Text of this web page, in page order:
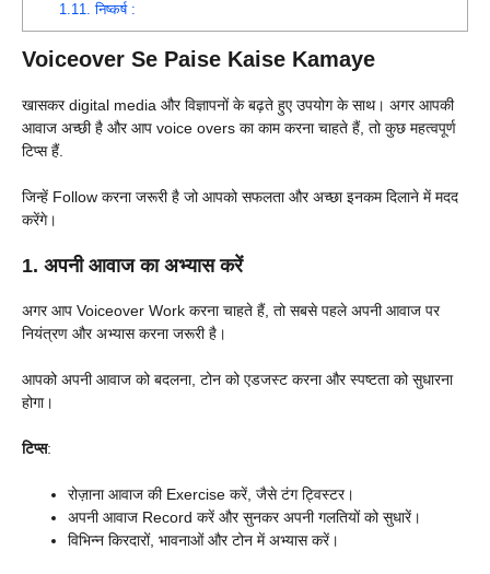
1.11. निष्कर्ष :
Voiceover Se Paise Kaise Kamaye
खासकर digital media और विज्ञापनों के बढ़ते हुए उपयोग के साथ। अगर आपकी
आवाज अच्छी है और आप voice overs का काम करना चाहते हैं, तो कुछ महत्वपूर्ण
टिप्स हैं.
जिन्हें Follow करना जरूरी है जो आपको सफलता और अच्छा इनकम दिलाने में मदद
करेंगे।
1. अपनी आवाज का अभ्यास करें
अगर आप Voiceover Work करना चाहते हैं, तो सबसे पहले अपनी आवाज पर
नियंत्रण और अभ्यास करना जरूरी है।
आपको अपनी आवाज को बदलना, टोन को एडजस्ट करना और स्पष्टता को सुधारना
होगा।
टिप्स:
रोज़ाना आवाज की Exercise करें, जैसे टंग ट्विस्टर।
अपनी आवाज Record करें और सुनकर अपनी गलतियों को सुधारें।
विभिन्न किरदारों, भावनाओं और टोन में अभ्यास करें।